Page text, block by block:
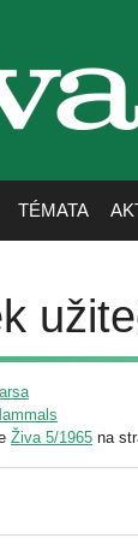
TÉMATA
Živa 5/1965 na